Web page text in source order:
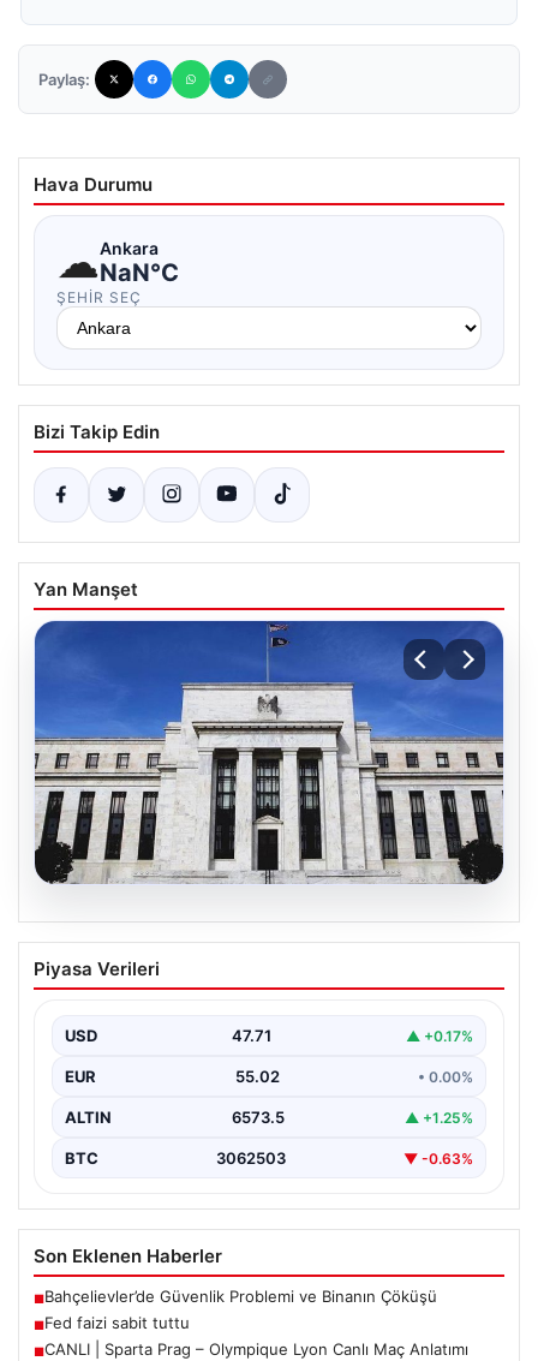
Paylaş:
Hava Durumu
☁Ankara
NaN°C
ŞEHIR SEÇ
Bizi Takip Edin
Yan Manşet
05.08.2026
Fed faizi sabit tuttu
Piyasa Verileri
USD 47.71 ▲ +0.17%
EUR 55.02 • 0.00%
ALTIN 6573.5 ▲ +1.25%
BTC 3062503 ▼ -0.63%
Son Eklenen Haberler
■Bahçelievler’de Güvenlik Problemi ve Binanın Çöküşü
■Fed faizi sabit tuttu
■CANLI | Sparta Prag – Olympique Lyon Canlı Maç Anlatımı